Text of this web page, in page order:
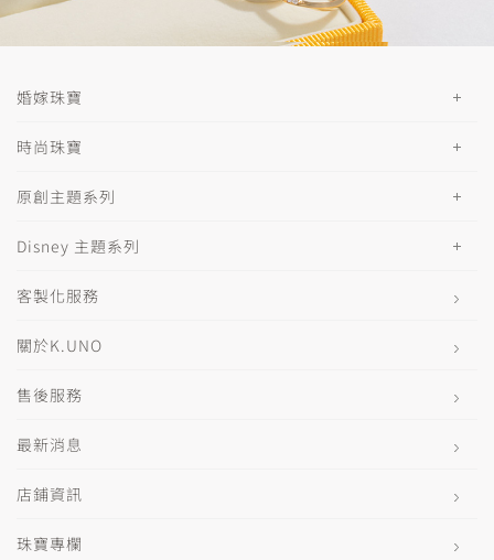
婚嫁珠寶
時尚珠寶
原創主題系列
Disney 主題系列
客製化服務
關於K.UNO
售後服務
最新消息
店鋪資訊
珠寶專欄